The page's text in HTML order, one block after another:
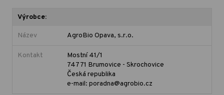
Výrobce:
Název AgroBio Opava, s.r.o.
Kontakt
Mostní 41/1
747 71 Brumovice - Skrochovice
Česká republika
e-mail: poradna@agrobio.cz